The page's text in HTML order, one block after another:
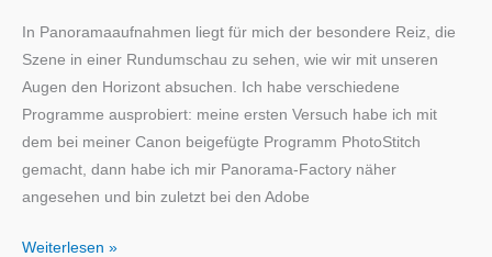
In Panoramaaufnahmen liegt für mich der besondere Reiz, die
Szene in einer Rundumschau zu sehen, wie wir mit unseren
Augen den Horizont absuchen. Ich habe verschiedene
Programme ausprobiert: meine ersten Versuch habe ich mit
dem bei meiner Canon beigefügte Programm PhotoStitch
gemacht, dann habe ich mir Panorama-Factory näher
angesehen und bin zuletzt bei den Adobe
Panorama
Weiterlesen »